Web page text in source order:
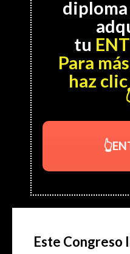
tu
Para
haz
Este Congreso